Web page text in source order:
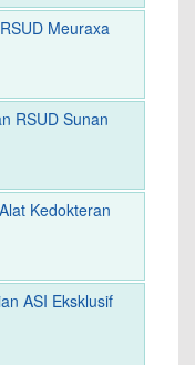
Meuraxa
RSUD Sunan
Kedokteran
ASI Eksklusif